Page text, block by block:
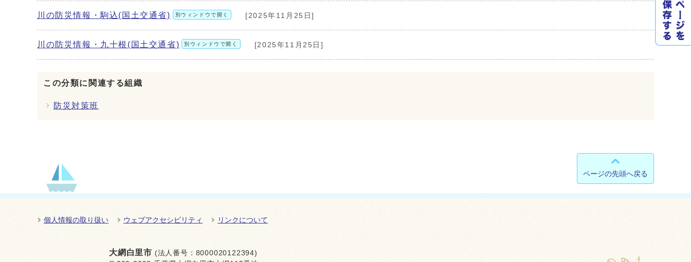
川の防災情報・駒込(国土交通省) 別ウィンドウで開く [2025年11月25日]
川の防災情報・九十根(国土交通省) 別ウィンドウで開く [2025年11月25日]
この分類に関連する組織
防災対策班
ページの先頭へ戻る
個人情報の取り扱い ウェブアクセシビリティ リンクについて
大網白里市 (法人番号：8000020122394)